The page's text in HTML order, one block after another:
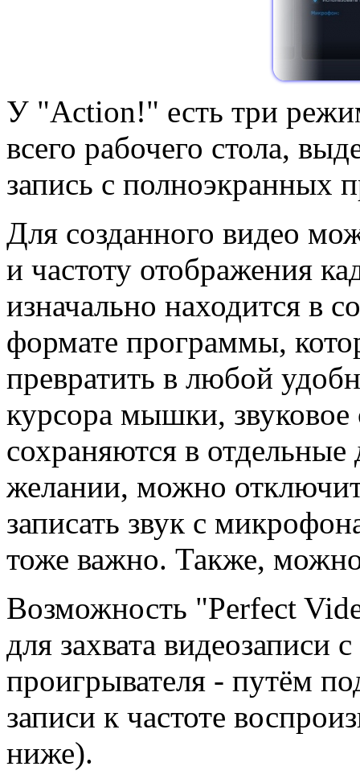
У "Action!" есть три
всего рабочего стола,
запись с полноэкранных
Для созданного видео
и частоту отображения
изначально находится в
формате программы,
превратить в любой
курсора мышки,
сохраняются в
желании, можно
записать звук с
тоже важно. Также,
Возможность "Perfect
для захвата видеозаписи
проигрывателя - путём
записи к частоте
ниже).